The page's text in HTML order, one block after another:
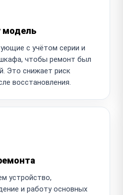
модель
с учётом серии и
чтобы ремонт был
Это снижает риск
восстановления.
устройство,
и работу основных